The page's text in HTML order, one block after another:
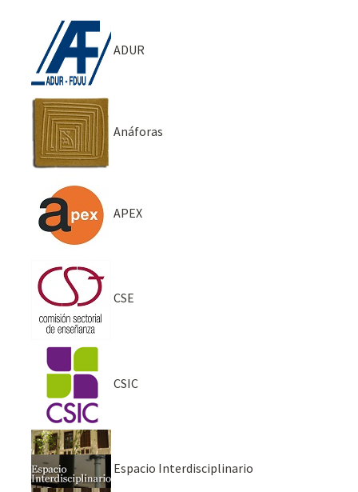
ADUR
Anáforas
APEX
CSE
CSIC
Espacio Interdisciplinario